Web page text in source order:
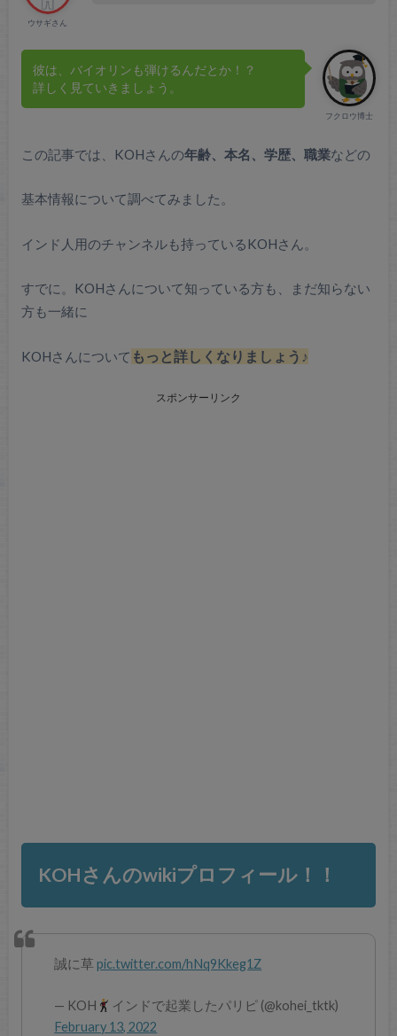
ウサギさん
フクロウ博士
彼は、バイオリンも弾けるんだとか！？
詳しく見ていきましょう。
この記事では、KOHさんの年齢、本名、学歴、職業などの
基本情報について調べてみました。
インド人用のチャンネルも持っているKOHさん。
すでに。KOHさんについて知っている方も、まだ知らない
方も一緒に
KOHさんについて もっと詳しくなりましょう♪
スポンサーリンク
KOHさんのwikiプロフィール！！
誠に草pic.twitter.com/hNq9Kkeg1Z
— KOH
インドで起業したパリピ (@kohei_tktk)
February 13, 2022